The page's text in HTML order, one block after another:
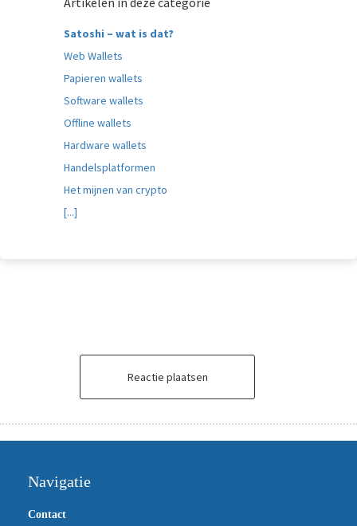
Satoshi – wat is dat?
Web Wallets
Papieren wallets
Software wallets
Offline wallets
Hardware wallets
Handelsplatformen
Het mijnen van crypto
[...]
Reactie plaatsen
Navigatie
Contact